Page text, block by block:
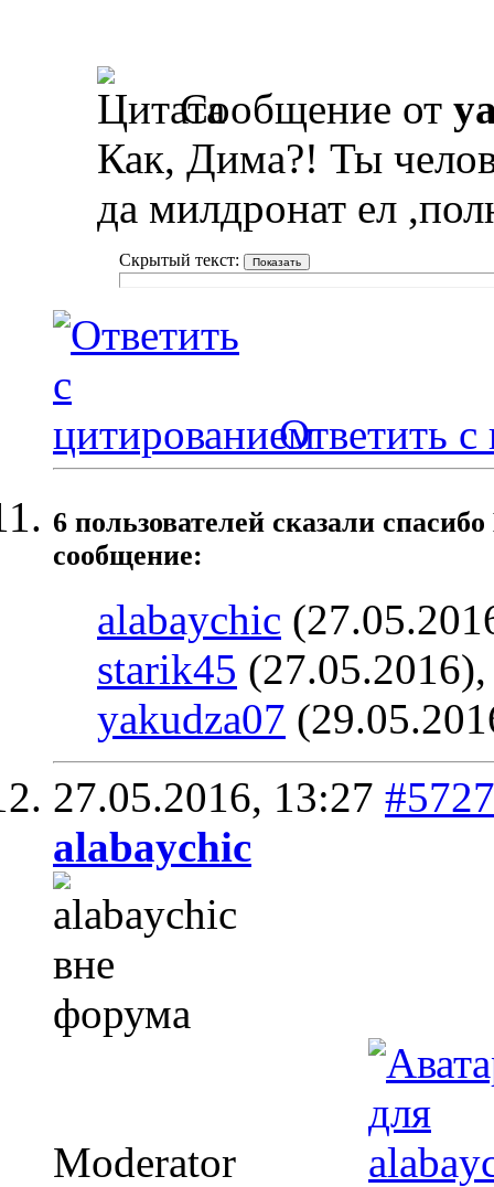
Сообщение от
Как, Дима?! Ты
да милдронат ел
Скрытый текст:
Ответить с
6 пользователей сказали
сообщение:
alabaychic
starik45
yakudza07
27.05.2016, 13:27 #5727
alabaychic
Moderator